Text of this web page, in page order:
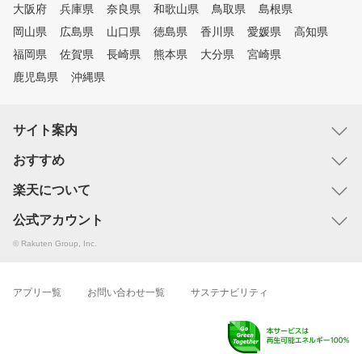
大阪府
兵庫県 奈良県 和歌山県 鳥取県
島根県
岡山県
広島県 山口県 徳島県 香川県 愛媛県
高知県
福岡県
佐賀県 長崎県 熊本県 大分県
宮崎県
鹿児島県
沖縄県
サイト案内
おすすめ
楽天について
公式アカウント
© Rakuten Group, Inc.
アプリ一覧 お問い合わせ一覧 サステナビリティ